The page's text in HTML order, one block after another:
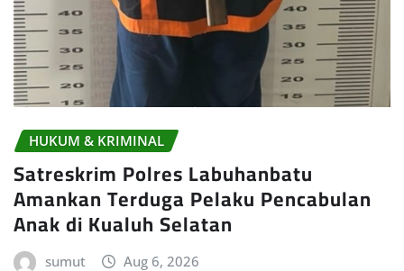
HUKUM & KRIMINAL
Satreskrim Polres Labuhanbatu
Amankan Terduga Pelaku Pencabulan
Anak di Kualuh Selatan
sumut Aug 6, 2026